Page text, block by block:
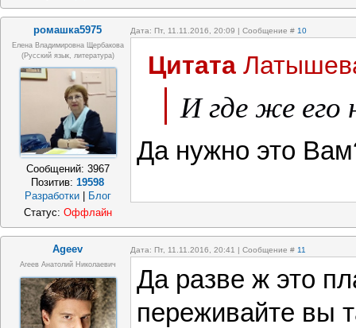
ромашка5975 Дата: Пт, 11.11.2016, 20:09 | Сообщение # 10
Елена Владимировна Щербакова
(русский язык, литература)
Сообщений: 3967
Позитив:19598
Разработки
Блог
Цитата
И где же его
Да нужно это
Статус: Оффлайн
Ageev Дата: Пт, 11.11.2016, 20:41 | Сообщение # 11
Агеев Анатолий Николаевич
Да разве ж это
переживайте вы